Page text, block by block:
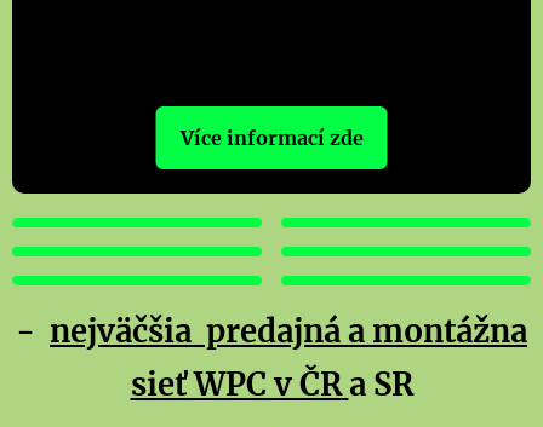
Více informací zde
TERASY
PLOTY
FASÁDY
LAVIČKY
BAZÉNY
OSTATNÍ PRODUKTY
- nejväčšia predajná a montážna
sieť WPC v ČR a SR